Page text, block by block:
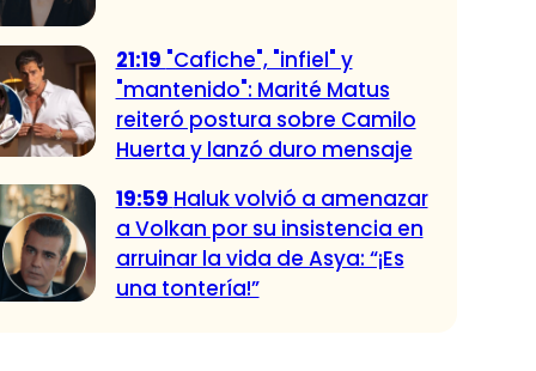
21:19 "Cafiche", "infiel" y
"mantenido": Marité Matus
reiteró postura sobre Camilo
Huerta y lanzó duro mensaje
19:59 Haluk volvió a amenazar
a Volkan por su insistencia en
arruinar la vida de Asya: “¡Es
una tontería!”